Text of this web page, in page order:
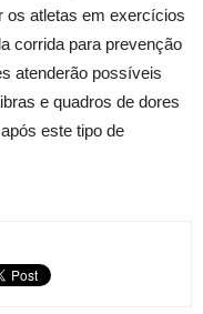
os atletas em exercícios
corrida para prevenção
atenderão possíveis
e quadros de dores
este tipo de